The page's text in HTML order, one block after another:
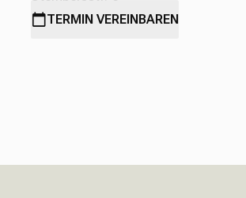
71636 Ludwigsburg
TERMIN VEREINBAREN